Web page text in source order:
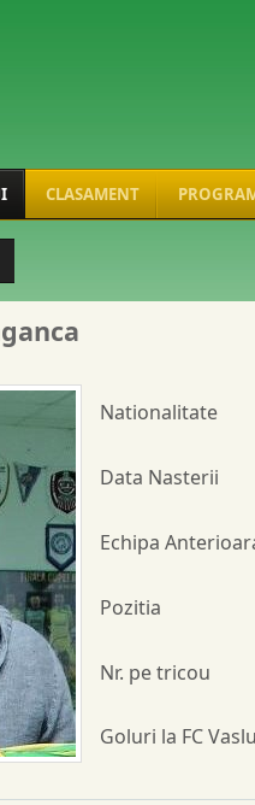
CLASAMENT
Nationalitate
Data Nasterii
Echipa
Pozitia
Nr. pe tricou
Goluri la FC